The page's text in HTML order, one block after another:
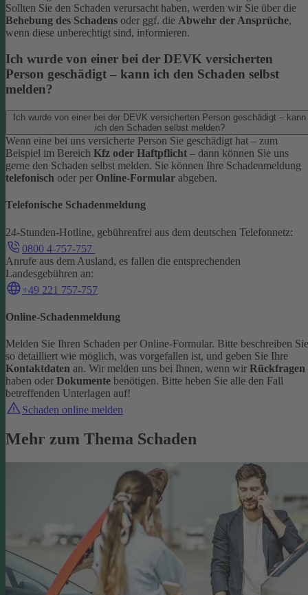
Sollten Sie den Schaden verursacht haben, werden wir Sie über die
Behebung des Schadens oder ggf. die Abwehr der Ansprüche,
wenn diese unberechtigt sind, informieren.
Ich wurde von einer bei der DEVK versicherten
Person geschädigt – kann ich den Schaden selbst
melden?
Ich wurde von einer bei der DEVK versicherten Person geschädigt – kann
ich den Schaden selbst melden?
Wenn eine bei uns versicherte Person Sie geschädigt hat – zum
Beispiel im Bereich Kfz oder Haftpflicht – dann können Sie uns
gerne den Schaden selbst melden. Sie können Ihre Schadenmeldung
telefonisch oder per Online-Formular abgeben.
Telefonische Schadenmeldung
24-Stunden-Hotline, gebührenfrei aus dem deutschen Telefonnetz:
0800 4-757-757
Anrufe aus dem Ausland, es fallen die entsprechenden
Landesgebühren an:
+49 221 757-757
Online-Schadenmeldung
Melden Sie Ihren Schaden per Online-Formular. Bitte beschreiben Sie
so detailliert wie möglich, was vorgefallen ist, und geben Sie Ihre
Kontaktdaten an. Wir melden uns bei Ihnen, wenn wir Rückfragen
haben oder Dokumente benötigen. Bitte heben Sie alle den Fall
betreffenden Unterlagen auf!
Schaden online melden
Mehr zum Thema Schaden